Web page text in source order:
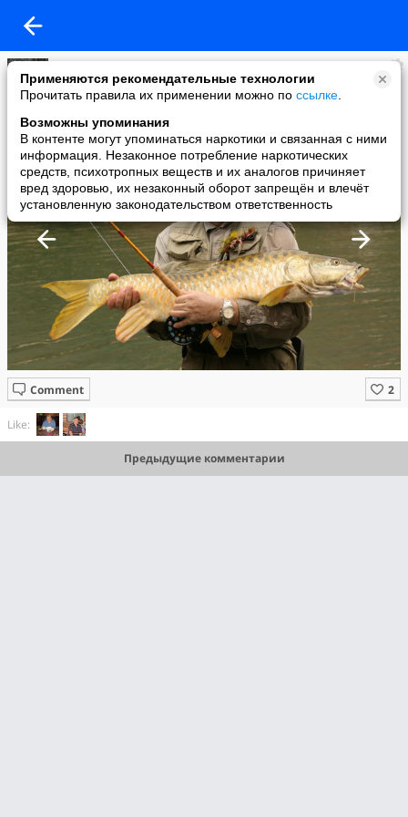
Применяются рекомендательные технологии
Прочитать правила их применении можно по ссылке
Возможны упоминания
В контенте могут упоминаться наркотики и связанная с ними
информация. Незаконное потребление наркотических
средств, психотропных веществ и их аналогов причиняет
вред здоровью, их незаконный оборот запрещён и влечёт
установленную законодательством ответственность
Олег Иванов
added a photo
12 Jul в 00:24
Comment
Like:
Предыдущие комментарии